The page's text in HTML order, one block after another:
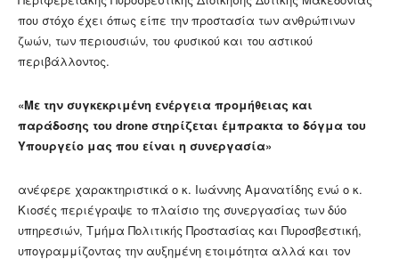
που στόχο έχει όπως είπε την προστασία των ανθρώπινων
ζωών, των περιουσιών, του φυσικού και του αστικού
περιβάλλοντος.
«Με την συγκεκριμένη ενέργεια προμήθειας και
παράδοσης του drone στηρίζεται έμπρακτα το δόγμα του
Υπουργείο μας που είναι η συνεργασία»
ανέφερε χαρακτηριστικά ο κ. Ιωάννης Αμανατίδης ενώ ο κ.
Κιοσές περιέγραψε το πλαίσιο της συνεργασίας των δύο
υπηρεσιών, Τμήμα Πολιτικής Προστασίας και Πυροσβεστική,
υπογραμμίζοντας την αυξημένη ετοιμότητα αλλά και τον